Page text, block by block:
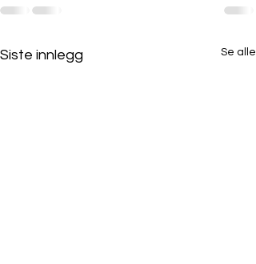
Siste innlegg Se alle